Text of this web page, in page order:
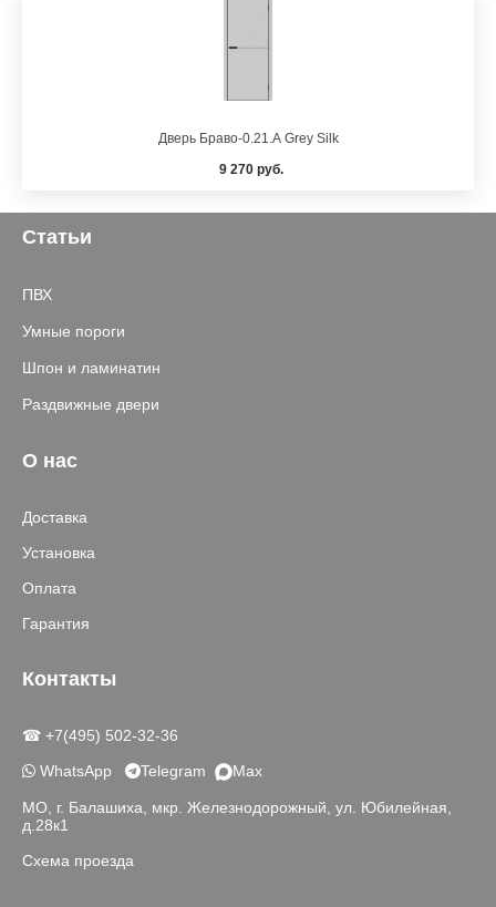
Дверь Браво-0.21.А Grey Silk
9 270 руб.
Статьи
ПВХ
Умные пороги
Шпон и ламинатин
Раздвижные двери
О нас
Доставка
Установка
Оплата
Гарантия
Контакты
☎ +7(495) 502-32-36
WhatsApp
Telegram Max
МО, г. Балашиха, мкр. Железнодорожный, ул. Юбилейная,
д.28к1
Схема проезда